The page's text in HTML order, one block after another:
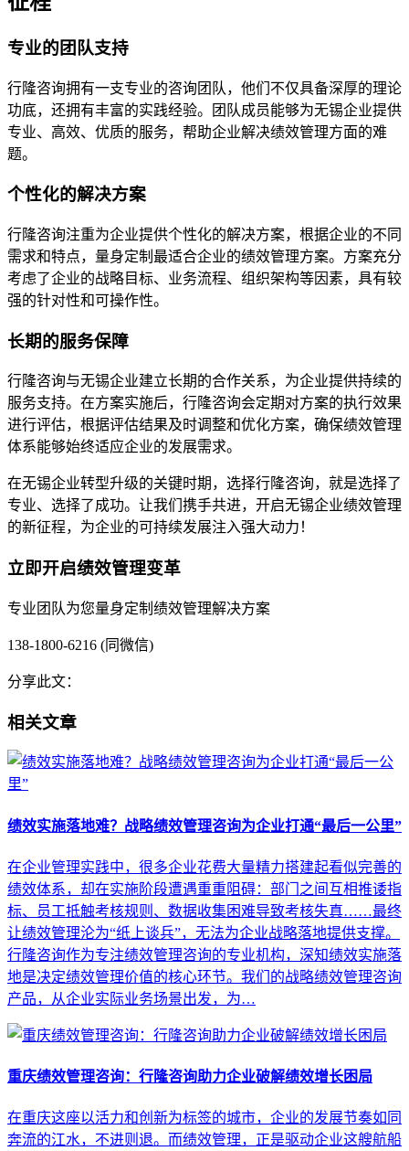
专业的团队支持
行隆咨询拥有一支专业的咨询团队，他们不仅具备深厚的理论
功底，还拥有丰富的实践经验。团队成员能够为无锡企业提供
专业、高效、优质的服务，帮助企业解决绩效管理方面的难
题。
个性化的解决方案
行隆咨询注重为企业提供个性化的解决方案，根据企业的不同
需求和特点，量身定制最适合企业的绩效管理方案。方案充分
考虑了企业的战略目标、业务流程、组织架构等因素，具有较
强的针对性和可操作性。
长期的服务保障
行隆咨询与无锡企业建立长期的合作关系，为企业提供持续的
服务支持。在方案实施后，行隆咨询会定期对方案的执行效果
进行评估，根据评估结果及时调整和优化方案，确保绩效管理
体系能够始终适应企业的发展需求。
在无锡企业转型升级的关键时期，选择行隆咨询，就是选择了
专业、选择了成功。让我们携手共进，开启无锡企业绩效管理
的新征程，为企业的可持续发展注入强大动力！
立即开启绩效管理变革
专业团队为您量身定制绩效管理解决方案
138-1800-6216 (同微信)
分享此文：
相关文章
绩效实施落地难？战略绩效管理咨询为企业打通“最后一公里”
在企业管理实践中，很多企业花费大量精力搭建起看似完善的
绩效体系，却在实施阶段遭遇重重阻碍：部门之间互相推诿指
标、员工抵触考核规则、数据收集困难导致考核失真……最终
让绩效管理沦为“纸上谈兵”，无法为企业战略落地提供支撑。
行隆咨询作为专注绩效管理咨询的专业机构，深知绩效实施落
地是决定绩效管理价值的核心环节。我们的战略绩效管理咨询
产品，从企业实际业务场景出发，为…
重庆绩效管理咨询：行隆咨询助力企业破解绩效增长困局
在重庆这座以活力和创新为标签的城市，企业的发展节奏如同
奔流的江水，不进则退。而绩效管理，正是驱动企业这艘航船